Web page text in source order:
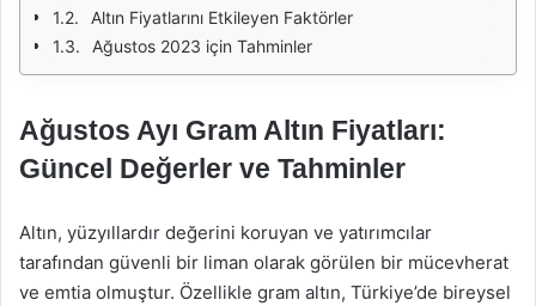
Altın Fiyatlarını Etkileyen Faktörler
Ağustos 2023 için Tahminler
Ağustos Ayı Gram Altın Fiyatları:
Güncel Değerler ve Tahminler
Altın, yüzyıllardır değerini koruyan ve yatırımcılar
tarafından güvenli bir liman olarak görülen bir mücevherat
ve emtia olmuştur. Özellikle gram altın, Türkiye’de bireysel